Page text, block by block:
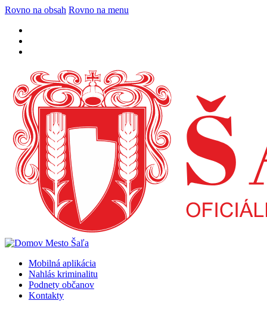
Rovno na obsah Rovno na menu
Mobilná aplikácia
Nahlás kriminalitu
Podnety občanov
Kontakty